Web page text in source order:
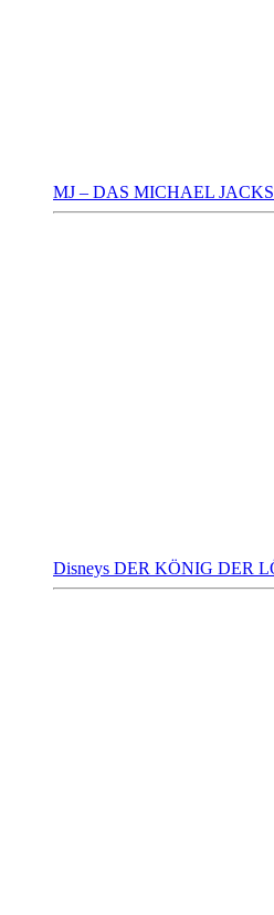
MJ – DAS MICHAEL
Disneys DER KÖNIG DER